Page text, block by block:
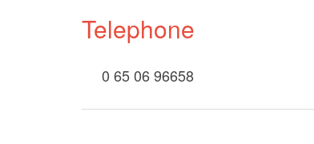
Telephone
0 65 06 96658